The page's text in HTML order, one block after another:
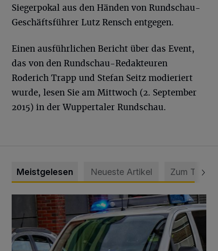
Siegerpokal aus den Händen von Rundschau-
Geschäftsführer Lutz Rensch entgegen.
Einen ausführlichen Bericht über das Event,
das von den Rundschau-Redakteuren
Roderich Trapp und Stefan Seitz modieriert
wurde, lesen Sie am Mittwoch (2. September
2015) in der Wuppertaler Rundschau.
Meistgelesen Neueste Artikel Zum Thema
Mann beschädigt Autos in Parkhaus